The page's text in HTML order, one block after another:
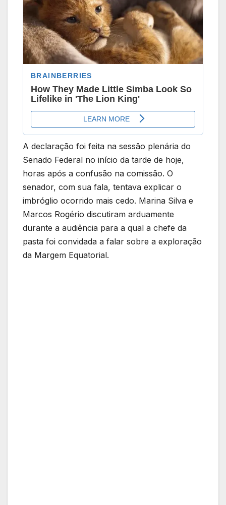
A declaração foi feita na sessão plenária do
Senado Federal no início da tarde de hoje,
horas após a confusão na comissão. O
senador, com sua fala, tentava explicar o
imbróglio ocorrido mais cedo. Marina Silva e
Marcos Rogério discutiram arduamente
durante a audiência para a qual a chefe da
pasta foi convidada a falar sobre a exploração
da Margem Equatorial.